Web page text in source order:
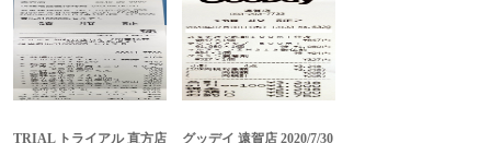
TRIAL トライアル 直方店
グッデイ 遠賀店 2020/7/30